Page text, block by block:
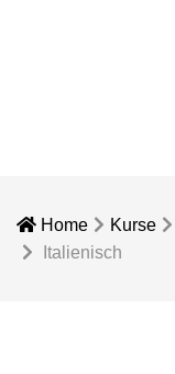
Home Kurse
Italienisch